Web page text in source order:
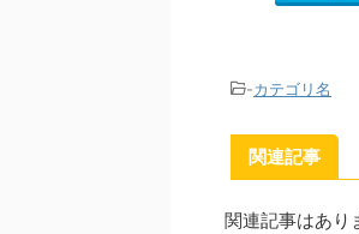
-カテゴリ名
関連記事
関連記事はあり